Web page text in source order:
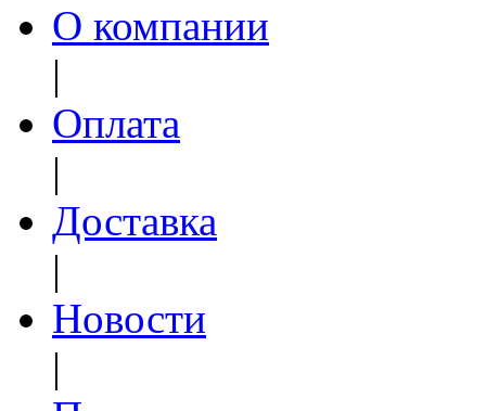
О компании
|
Оплата
|
Доставка
|
Новости
|